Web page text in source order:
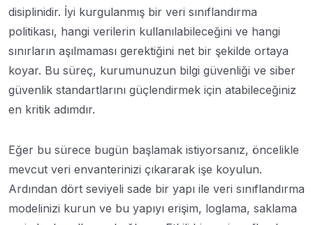
disiplinidir. İyi kurgulanmış bir veri sınıflandırma
politikası, hangi verilerin kullanılabileceğini ve hangi
sınırların aşılmaması gerektiğini net bir şekilde ortaya
koyar. Bu süreç, kurumunuzun bilgi güvenliği ve siber
güvenlik standartlarını güçlendirmek için atabileceğiniz
en kritik adımdır.
Eğer bu sürece bugün başlamak istiyorsanız, öncelikle
mevcut veri envanterinizi çıkararak işe koyulun.
Ardından dört seviyeli sade bir yapı ile veri sınıflandırma
modelinizi kurun ve bu yapıyı erişim, loglama, saklama